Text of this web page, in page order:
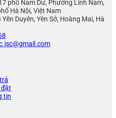
phố Nam Dư, Phường Lĩnh Nam,
Hà Nội, Việt Nam
Yên Duyên, Yên Sở, Hoàng Mai, Hà
đặt
tin